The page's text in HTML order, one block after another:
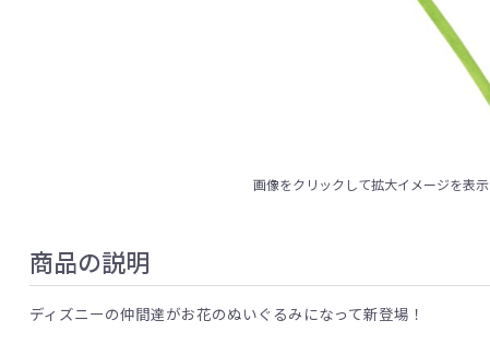
画像をクリックして拡大イメージを表示
商品の説明
ディズニーの仲間達がお花のぬいぐるみになって新登場！